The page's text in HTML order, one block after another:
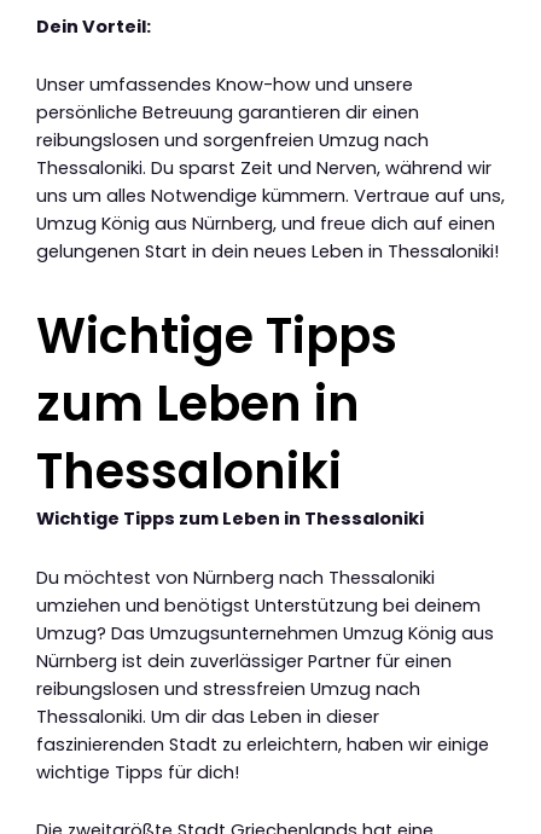
Dein Vorteil:
Unser umfassendes Know-how und unsere
persönliche Betreuung garantieren dir einen
reibungslosen und sorgenfreien Umzug nach
Thessaloniki. Du sparst Zeit und Nerven, während wir
uns um alles Notwendige kümmern. Vertraue auf uns,
Umzug König aus Nürnberg, und freue dich auf einen
gelungenen Start in dein neues Leben in Thessaloniki!
Wichtige Tipps
zum Leben in
Thessaloniki
Wichtige Tipps zum Leben in Thessaloniki
Du möchtest von Nürnberg nach Thessaloniki
umziehen und benötigst Unterstützung bei deinem
Umzug? Das Umzugsunternehmen Umzug König aus
Nürnberg ist dein zuverlässiger Partner für einen
reibungslosen und stressfreien Umzug nach
Thessaloniki. Um dir das Leben in dieser
faszinierenden Stadt zu erleichtern, haben wir einige
wichtige Tipps für dich!